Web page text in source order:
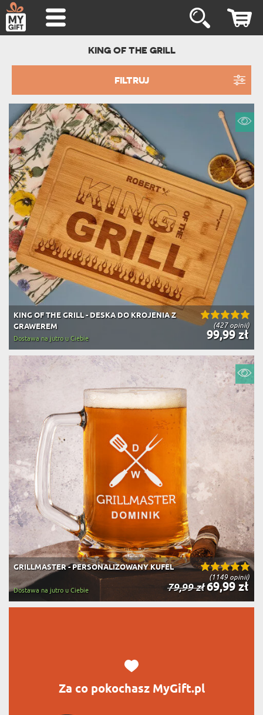
KING OF THE GRILL
FILTRUJ
(427 opinii)
KING OF THE GRILL - DESKA DO KROJENIA Z
GRAWEREM
99,99 zł
Dostawa na jutro u Ciebie
(1149 opinii)
GRILLMASTER - PERSONALIZOWANY KUFEL
79,99 zł69,99 zł
Dostawa na jutro u Ciebie
Za co pokochasz MyGift.pl